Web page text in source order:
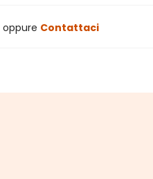
oppure Contattaci